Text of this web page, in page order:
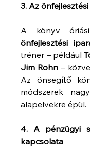
3. Az
önfejlesztési
tréner – például
Jim Rohn –
Az önsegítő
módszerek
alapelvekre épül.
4. A pénzügyi
kapcsolata